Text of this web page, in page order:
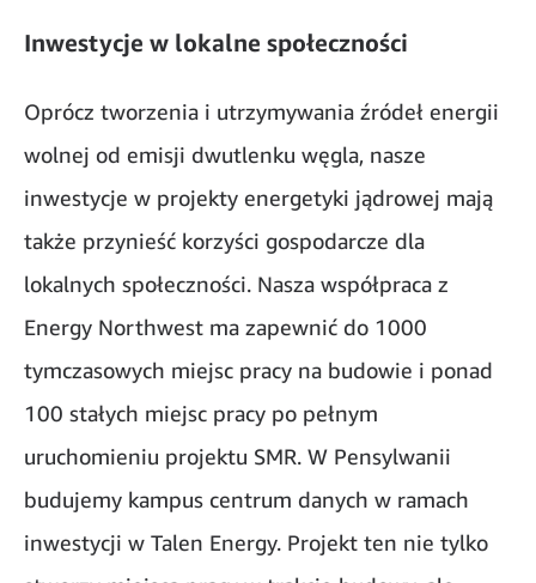
Inwestycje w lokalne społeczności
Oprócz tworzenia i utrzymywania źródeł energii
wolnej od emisji dwutlenku węgla, nasze
inwestycje w projekty energetyki jądrowej mają
także przynieść korzyści gospodarcze dla
lokalnych społeczności. Nasza współpraca z
Energy Northwest ma zapewnić do 1000
tymczasowych miejsc pracy na budowie i ponad
100 stałych miejsc pracy po pełnym
uruchomieniu projektu SMR. W Pensylwanii
budujemy kampus centrum danych w ramach
inwestycji w Talen Energy. Projekt ten nie tylko